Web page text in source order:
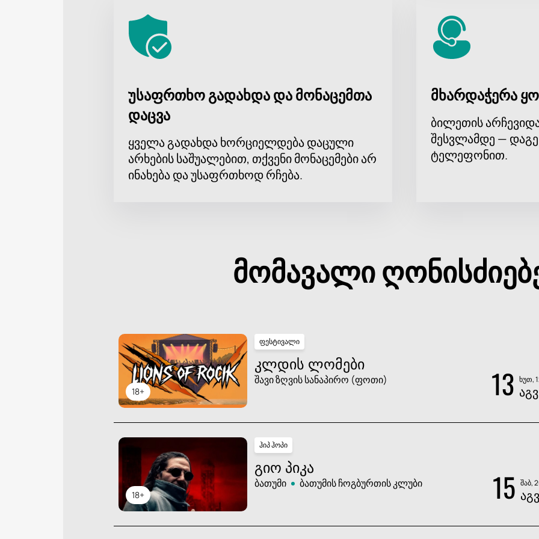
უსაფრთხო გადახდა და მონაცემთა
დაცვა
ყველა გადახდა ხორციელდება დაცული
არხების საშუალებით, თქვენი მონაცემები არ
ინახება და უსაფრთხოდ რჩება.
მხარდაჭერა
ბილეთის
შესვლამდე —
ტელეფონით.
მომავალი
18+
ფესტივალი
ᲙᲚᲓᲘᲡ ᲚᲝᲛᲔᲑᲘ
შავი ზღვის სანაპირო (ფოთი) 13 ხუთ,
ᲐᲒᲕ
18+
ჰიპ ჰოპი
ᲒᲘᲝ ᲞᲘᲙᲐ
ბათუმი ბათუმის ჩოგბურთის კლუბი 15 შაბ,
ᲐᲒᲕ